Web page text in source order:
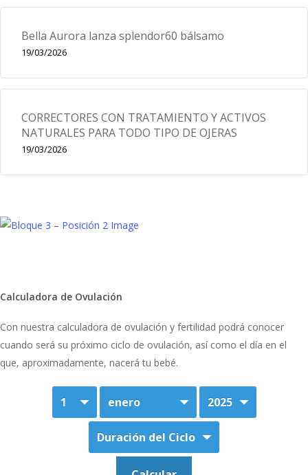
Bella Aurora lanza splendor60 bálsamo
19/03/2026
CORRECTORES CON TRATAMIENTO Y ACTIVOS
NATURALES PARA TODO TIPO DE OJERAS
19/03/2026
Calculadora de Ovulación
Con nuestra calculadora de ovulación y fertilidad podrá conocer
cuando será su próximo ciclo de ovulación, así como el día en el
que, aproximadamente, nacerá tu bebé.